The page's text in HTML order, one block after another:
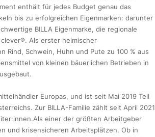
enthält für jedes Budget genau das
bis zu erfolgreichen Eigenmarken: darunter
BILLA Eigenmarke, die regionale
clever®. Als erster heimischer
Rind, Schwein, Huhn und Pute zu 100 % aus
von kleinen bäuerlichen Betrieben in
Europas, und ist seit Mai 2019 Teil
Zur BILLA-Familie zählt seit April 2021
einer der größten Arbeitgeber
und krisensicheren Arbeitsplätzen. Ob in